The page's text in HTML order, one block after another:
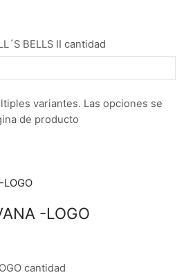
BELLS II cantidad
variantes. Las opciones se
de producto
-LOGO
cantidad